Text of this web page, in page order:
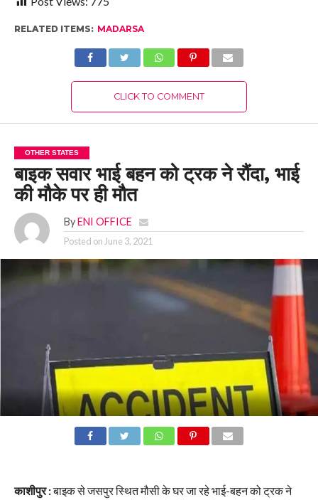
RELATED ITEMS: MADARSA
CLICK TO COMMENT
OTHER STATES
बाइक सवार भाई बहन को ट्रक ने रौंदा, भाई
की मौके पर ही मौत
By ENI OFFICE
Posted on June 3, 2021
काशीपुर :बाइक से जसपुर स्थित मौसी के घर जा रहे भाई-बहन को ट्रक ने